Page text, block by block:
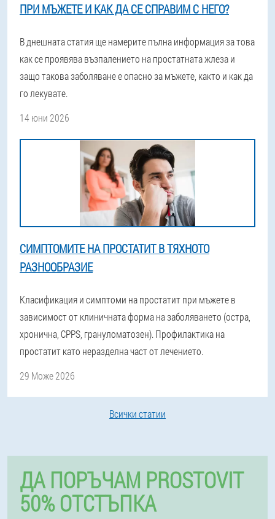
ПРИ МЪЖЕТЕ И КАК ДА СЕ СПРАВИМ С НЕГО?
В днешната статия ще намерите пълна информация за това
как се проявява възпалението на простатната жлеза и
защо такова заболяване е опасно за мъжете, както и как да
го лекувате.
14 юни 2026
СИМПТОМИТЕ НА ПРОСТАТИТ В ТЯХНОТО
РАЗНООБРАЗИЕ
Класификация и симптоми на простатит при мъжете в
зависимост от клиничната форма на заболяването (остра,
хронична, CPPS, грануломатозен). Профилактика на
простатит като неразделна част от лечението.
29 Може 2026
Всички статии
ДА ПОРЪЧАМ PROSTOVIT
50% ОТСТЪПКА